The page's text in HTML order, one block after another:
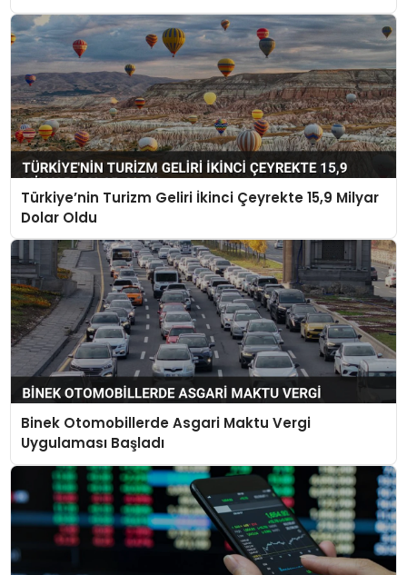
Türkiye’nin Turizm Geliri İkinci Çeyrekte 15,9 Milyar
Dolar Oldu
Binek Otomobillerde Asgari Maktu Vergi
Uygulaması Başladı